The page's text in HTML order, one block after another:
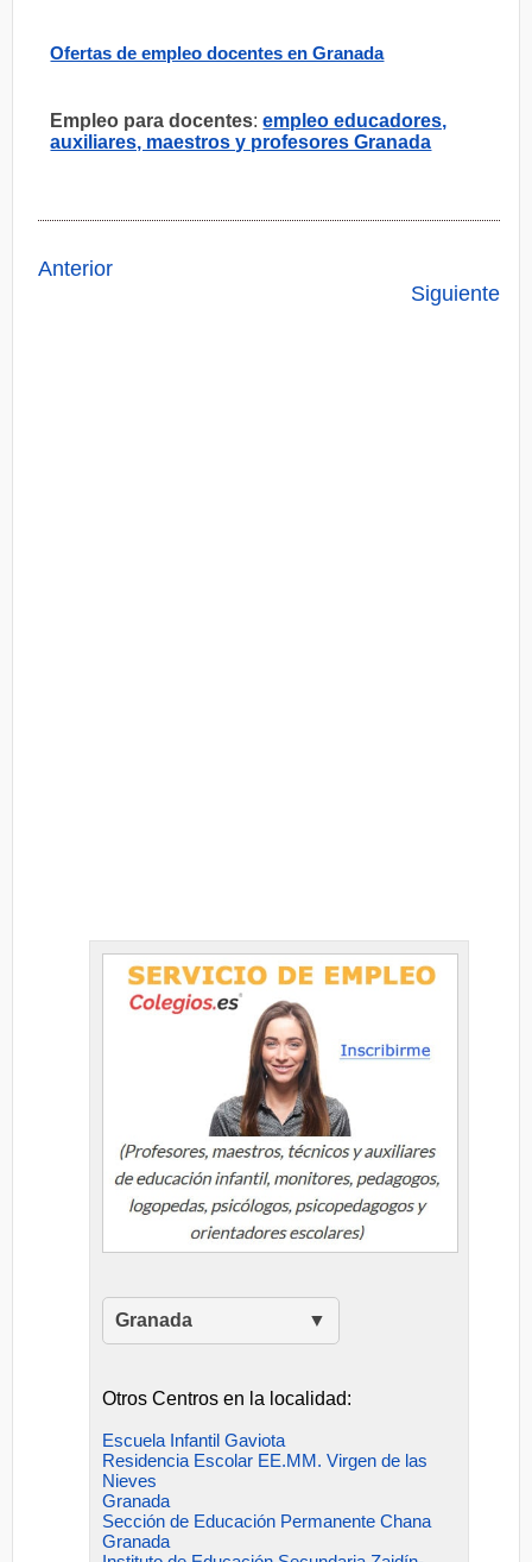
Ofertas de empleo docentes en Granada
Empleo para docentes:empleo educadores,
auxiliares, maestros y profesores Granada
Anterior
Siguiente
Granada
Otros Centros en la localidad:
Escuela Infantil Gaviota
Residencia Escolar EE.MM. Virgen de las
Nieves
Granada
Sección de Educación Permanente Chana
Granada